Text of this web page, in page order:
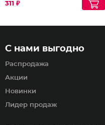
311 ₽
С нами выгодно
Распродажа
Акции
Новинки
Лидер продаж